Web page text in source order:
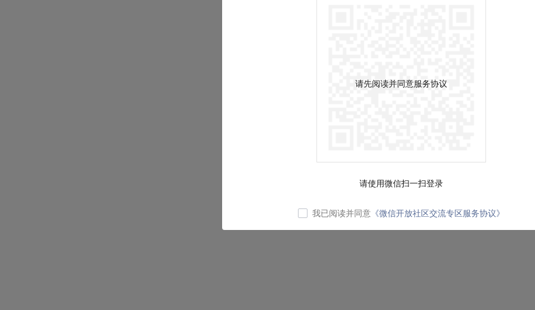
请先阅读并同意服务协议
请使用微信扫一扫登录
我已阅读并同意 《微信开放社区交流专区服务协议》